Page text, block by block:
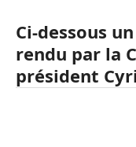
Ci-dessous
rendu par la
président